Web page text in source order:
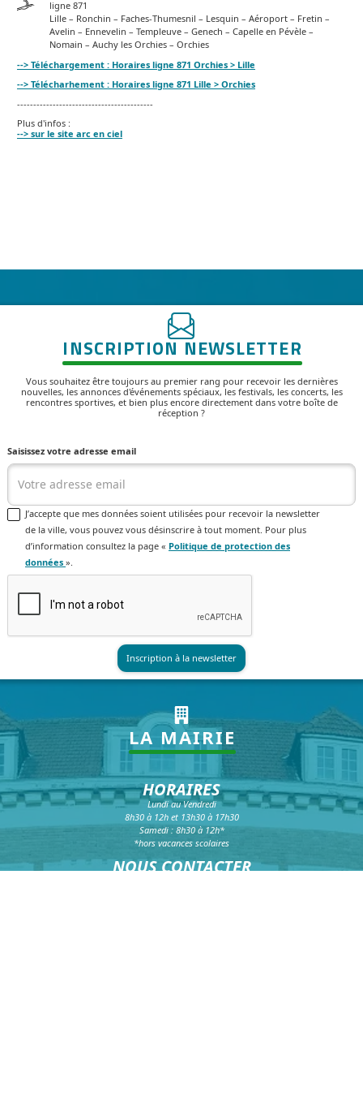
ligne 871
Lille – Ronchin – Faches-Thumesnil – Lesquin – Aéroport – Fretin –
Avelin – Ennevelin – Templeuve – Genech – Capelle en Pévèle –
Nomain – Auchy les Orchies – Orchies
--> Téléchargement : Horaires ligne 871 Orchies > Lille
--> Télécharhement : Horaires ligne 871 Lille > Orchies
------------------------------------------
Plus d'infos :
--> sur le site arc en ciel
INSCRIPTION NEWSLETTER
Vous souhaitez être toujours au premier rang pour recevoir les dernières
nouvelles, les annonces d'événements spéciaux, les festivals, les concerts, les
rencontres sportives, et bien plus encore directement dans votre boîte de
réception ?
Saisissez votre adresse email
J’accepte que mes données soient utilisées pour recevoir la newsletter
de la ville, vous pouvez vous désinscrire à tout moment. Pour plus
d’information consultez la page « Politique de protection des
données ».
LA MAIRIE
HORAIRES
Lundi au Vendredi
8h30 à 12h et 13h30 à 17h30
Samedi : 8h30 à 12h*
*hors vacances scolaires
NOUS CONTACTER